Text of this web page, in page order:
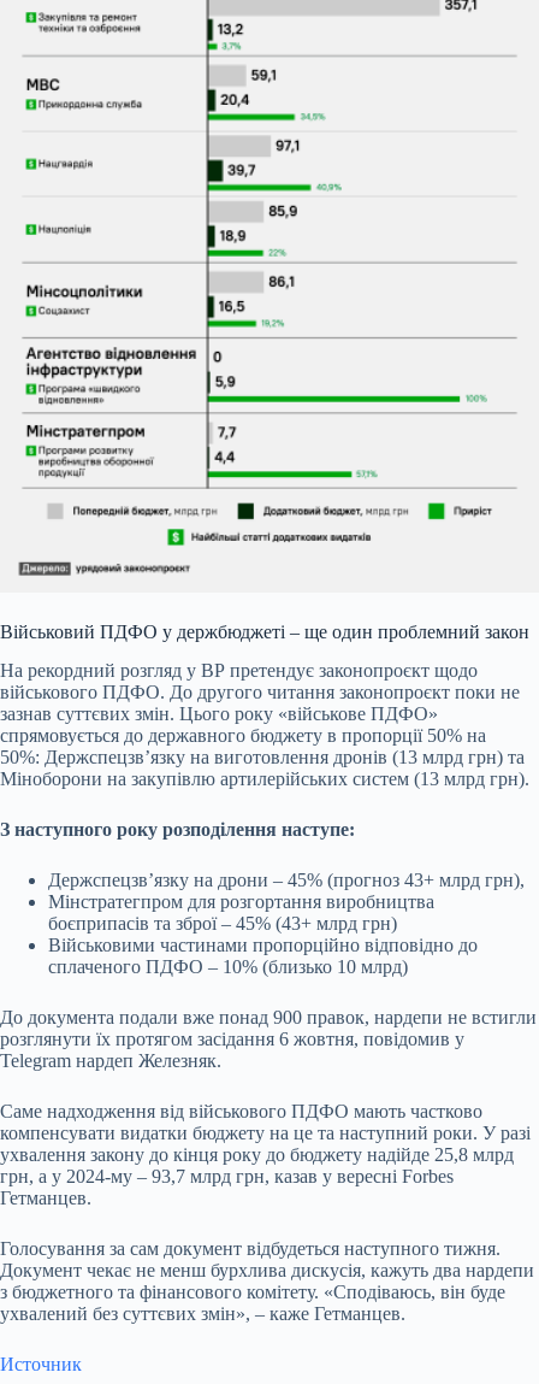
Військовий ПДФО у держбюджеті – ще один проблемний закон
На рекордний розгляд у ВР претендує законопроєкт щодо
військового ПДФО. До другого читання законопроєкт поки не
зазнав суттєвих змін. Цього року «військове ПДФО»
спрямовується до державного бюджету в пропорції 50% на
50%: Держспецзвʼязку на виготовлення дронів (13 млрд грн) та
Міноборони на закупівлю артилерійських систем (13 млрд грн).
З наступного року розподілення наступе:
Держспецзвʼязку на дрони – 45% (прогноз 43+ млрд грн),
Мінстратегпром для розгортання виробництва
боєприпасів та зброї – 45% (43+ млрд грн)
Військовими частинами пропорційно відповідно до
сплаченого ПДФО – 10% (близько 10 млрд)
До документа подали вже понад 900 правок, нардепи не встигли
розглянути їх протягом засідання 6 жовтня, повідомив у
Telegram нардеп Железняк.
Саме надходження від військового ПДФО мають частково
компенсувати видатки бюджету на це та наступний роки. У разі
ухвалення закону до кінця року до бюджету надійде 25,8 млрд
грн, а у 2024-му – 93,7 млрд грн, казав у вересні Forbes
Гетманцев.
Голосування за сам документ відбудеться наступного тижня.
Документ чекає не менш бурхлива дискусія, кажуть два нардепи
з бюджетного та фінансового комітету. «Сподіваюсь, він буде
ухвалений без суттєвих змін», – каже Гетманцев.
Источник